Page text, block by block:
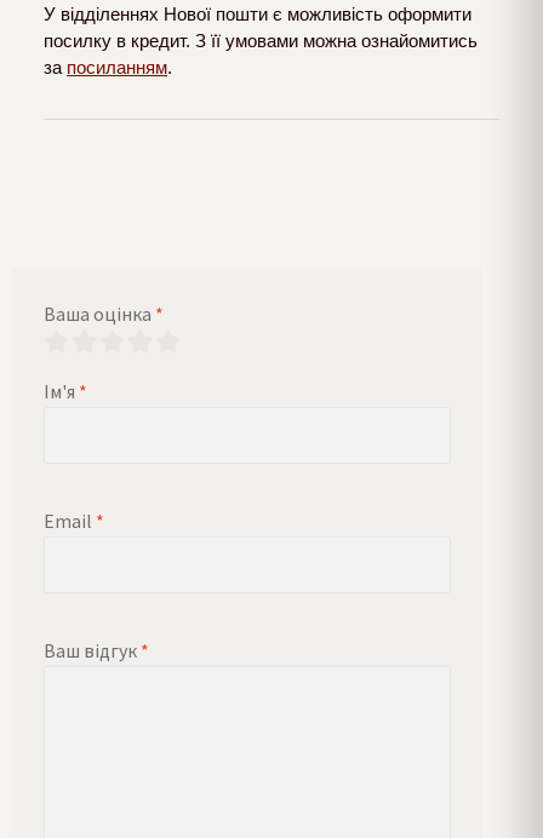
У відділеннях Нової пошти є можливість оформити
посилку в кредит. З її умовами можна ознайомитись
за посиланням.
Ваша оцінка *
Ім'я *
Email *
Ваш відгук *